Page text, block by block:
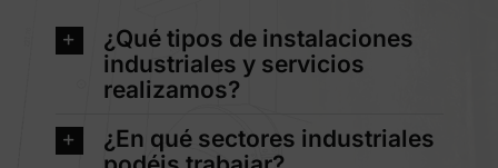
¿Qué tipos de instalaciones
industriales y servicios
realizamos?
¿En qué sectores industriales